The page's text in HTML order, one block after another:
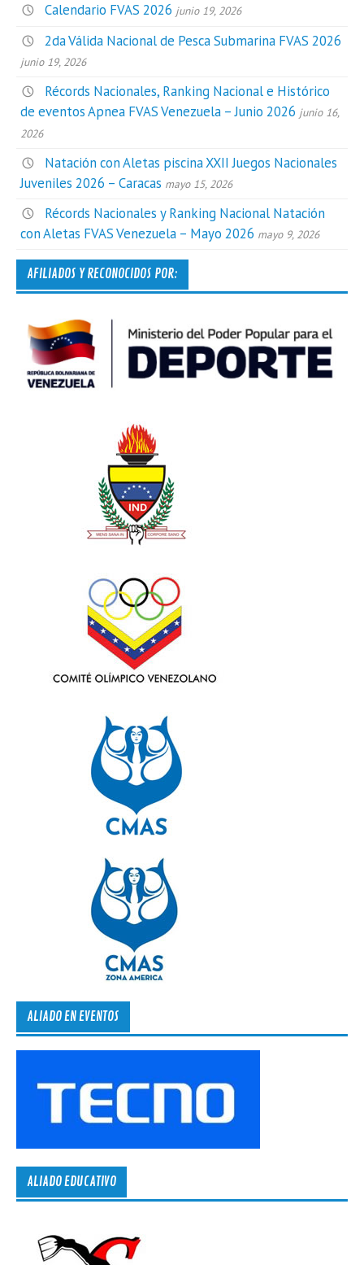
Calendario FVAS 2026 junio 19, 2026
2da Válida Nacional de Pesca Submarina FVAS 2026
junio 19, 2026
Récords Nacionales, Ranking Nacional e Histórico
de eventos Apnea FVAS Venezuela – Junio 2026 junio 16,
2026
Natación con Aletas piscina XXII Juegos Nacionales
Juveniles 2026 – Caracas mayo 15, 2026
Récords Nacionales y Ranking Nacional Natación
con Aletas FVAS Venezuela – Mayo 2026 mayo 9, 2026
AFILIADOS Y RECONOCIDOS POR:
ALIADO EN EVENTOS
ALIADO EDUCATIVO